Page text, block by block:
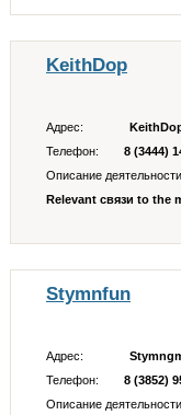
KeithDop
Адрес:
Телефон:
8 (3444)
Описание
Relevant связи to the
Stymnfun
Адрес:
Телефон:
8 (3852)
Описание